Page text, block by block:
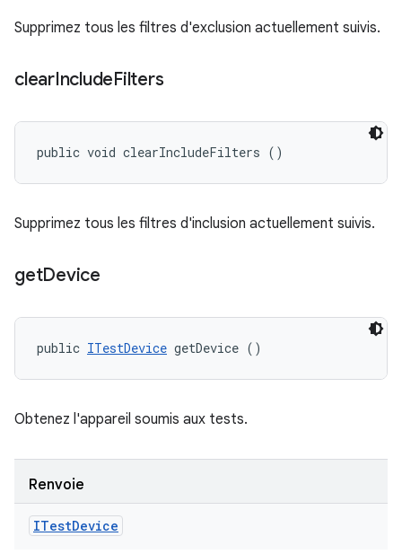
Supprimez tous les filtres d'exclusion actuellement suivis.
clearIncludeFilters
public void clearIncludeFilters ()
Supprimez tous les filtres d'inclusion actuellement suivis.
getDevice
public ITestDevice getDevice ()
Obtenez l'appareil soumis aux tests.
Renvoie
ITestDevice